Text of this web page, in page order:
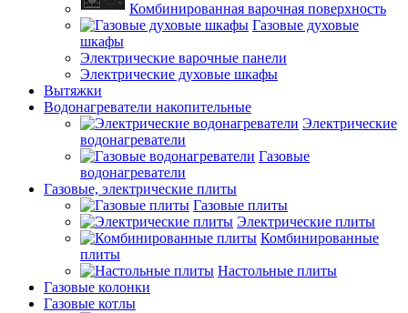
Комбинированная варочная поверхность
Газовые духовые
шкафы
Электрические варочные панели
Электрические духовые шкафы
Вытяжки
Водонагреватели накопительные
Электрические
водонагреватели
Газовые
водонагреватели
Газовые, электрические плиты
Газовые плиты
Электрические плиты
Комбинированные
плиты
Настольные плиты
Газовые колонки
Газовые котлы